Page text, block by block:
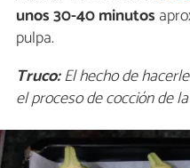
unos 30-40 minutos
pulpa.
Truco:El hecho de
el proceso de cocción de